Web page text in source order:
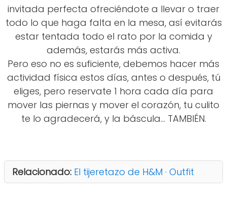
invitada perfecta ofreciéndote a llevar o traer
todo lo que haga falta en la mesa, así evitarás
estar tentada todo el rato por la comida y
además, estarás más activa.
Pero eso no es suficiente, debemos hacer más
actividad física estos días, antes o después, tú
eliges, pero reservate 1 hora cada día para
mover las piernas y mover el corazón, tu culito
te lo agradecerá, y la báscula... TAMBIÉN.
Relacionado: El tijeretazo de H&M · Outfit